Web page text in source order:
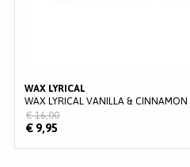
WAX LYRICAL
WAX LYRICAL VANILLA & CINNAMON
€ 9,95
€ 16,00